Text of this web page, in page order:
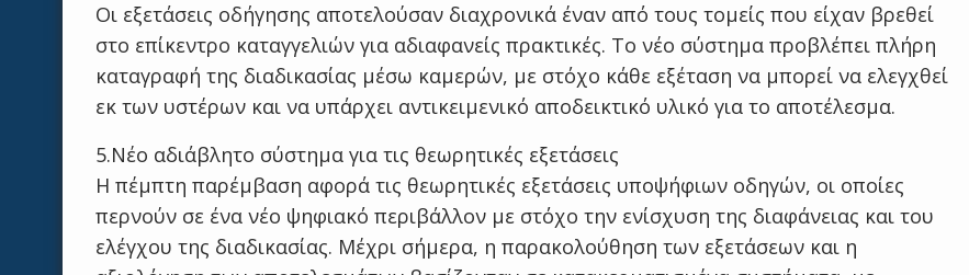
Οι εξετάσεις οδήγησης αποτελούσαν διαχρονικά έναν από τους τομείς που είχαν βρεθεί
στο επίκεντρο καταγγελιών για αδιαφανείς πρακτικές. Το νέο σύστημα προβλέπει πλήρη
καταγραφή της διαδικασίας μέσω καμερών, με στόχο κάθε εξέταση να μπορεί να ελεγχθεί
εκ των υστέρων και να υπάρχει αντικειμενικό αποδεικτικό υλικό για το αποτέλεσμα.
5.Νέο αδιάβλητο σύστημα για τις θεωρητικές εξετάσεις
Η πέμπτη παρέμβαση αφορά τις θεωρητικές εξετάσεις υποψήφιων οδηγών, οι οποίες
περνούν σε ένα νέο ψηφιακό περιβάλλον με στόχο την ενίσχυση της διαφάνειας και του
ελέγχου της διαδικασίας. Μέχρι σήμερα, η παρακολούθηση των εξετάσεων και η